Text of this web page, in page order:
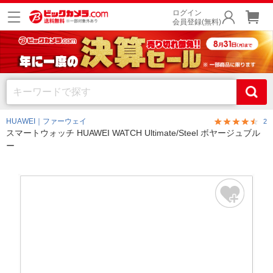
ログイン
会員登録(無料)
HUAWEI｜ファーウェイ 2
スマートウォッチ HUAWEI WATCH Ultimate/Steel ボヤージュブル
ー